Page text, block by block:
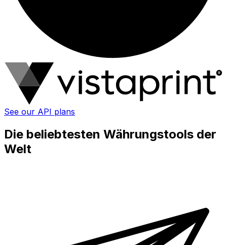
See our API plans
Die beliebtesten Währungstools der
Welt